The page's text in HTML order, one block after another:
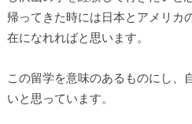
帰ってきた時には日本とアメリカ
在になれればと思い ます。
この留学を意味のあるものにし、
いと思っています。